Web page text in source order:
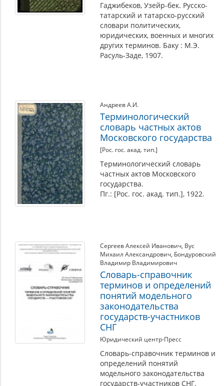
Гаджибеков, Узейр-бек. Русско-
татарский и татарско-русский
словари политических,
юридических, военных и многих
других терминов. Баку : М.Э.
Расуль-Заде, 1907.
Андреев А.И.
Терминологический
словарь частных актов
Московского государства
[Рос. гос. акад. тип.]
Терминологический словарь
частных актов Московского
государства.
Пг.: [Рос. гос. акад. тип.], 1922.
Сергеев Алексей Иванович, Вус
Михаил Александрович, Бондуровский
Владимир Владимирович
Словарь-справочник
терминов и определений
понятий модельного
законодательства
государств-участников
СНГ
Юридический центр-Пресс
Словарь-справочник терминов и
определений понятий
модельного законодательства
государств-участников СНГ.